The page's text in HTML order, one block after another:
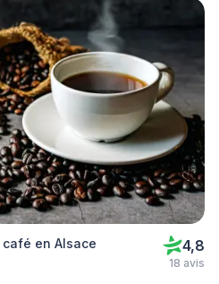
en Alsace 4,8
18 avis